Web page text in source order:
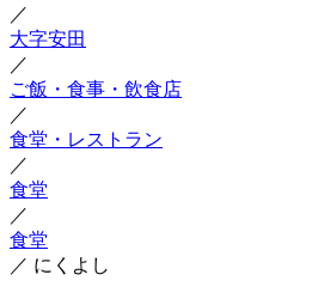
／
大字安田
／
ご飯・食事・飲食店
／
食堂・レストラン
／
食堂
／
食堂
／ にくよし